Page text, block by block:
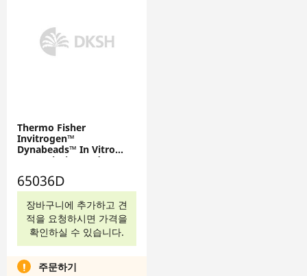
Thermo Fisher
Invitrogen™
Dynabeads™ In Vitro
Transcription and RNA
65036D
65036D
장바구니에 추가하고 견
적을 요청하시면 가격을
확인하실 수 있습니다.
주문하기